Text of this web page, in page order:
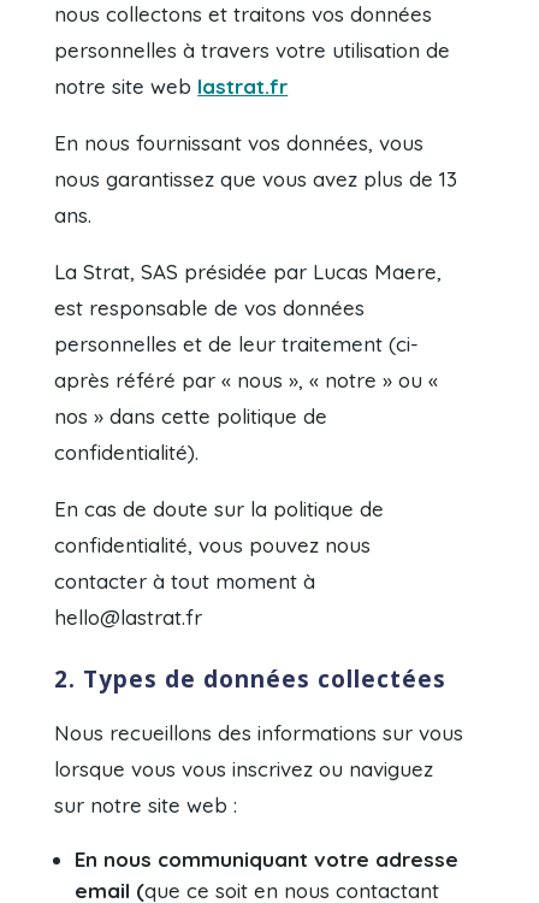
nous collectons et traitons vos données
personnelles à travers votre utilisation de
notre site web lastrat.fr
En nous fournissant vos données, vous
nous garantissez que vous avez plus de 13
ans.
La Strat, SAS présidée par Lucas Maere,
est responsable de vos données
personnelles et de leur traitement (ci-
après référé par « nous », « notre » ou «
nos » dans cette politique de
confidentialité).
En cas de doute sur la politique de
confidentialité, vous pouvez nous
contacter à tout moment à
hello@lastrat.fr
2. Types de données collectées
Nous recueillons des informations sur vous
lorsque vous vous inscrivez ou naviguez
sur notre site web :
En nous communiquant votre adresse
email (que ce soit en nous contactant